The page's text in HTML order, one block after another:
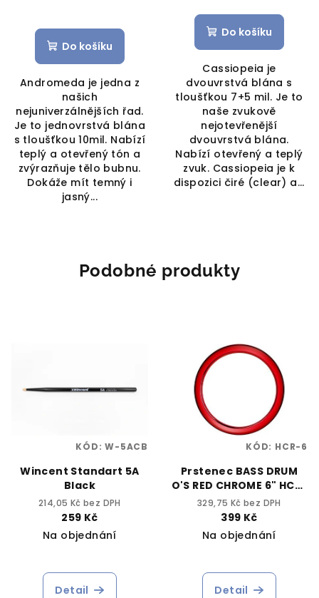
Do košíku
Andromeda je jedna z
našich
nejuniverzálnějších řad.
Je to jednovrstvá blána
s tloušťkou 10mil. Nabízí
teplý a otevřený tón a
zvýrazňuje tělo bubnu.
Dokáže mít temný i
jasný...
Do košíku
Cassiopeia je
dvouvrstvá blána s
tloušťkou 7+5 mil. Je to
naše zvukově
nejotevřenější
dvouvrstvá blána.
Nabízí otevřený a teplý
zvuk. Cassiopeia je k
dispozici čiré (clear) a...
Podobné produkty
Wincent Standart 5A
Black
214,05 Kč bez DPH
259 Kč
Na objednání
Detail
KÓD:W-5ACB
Prstenec BASS DRUM
O'S RED CHROME 6" HCR-
6
329,75 Kč bez DPH
399 Kč
Na objednání
Detail
KÓD: HCR-6